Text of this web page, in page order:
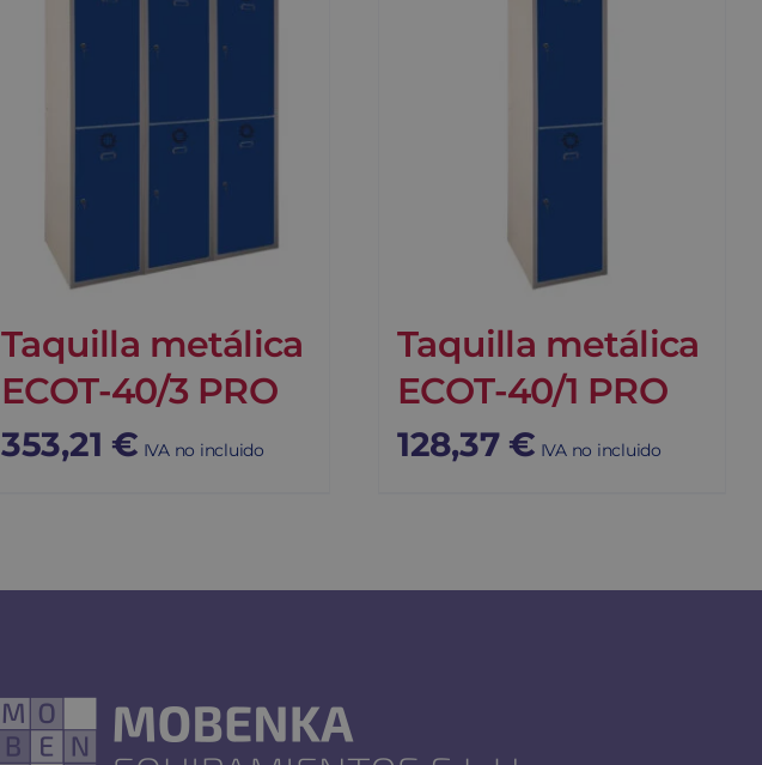
Taquilla metálica
ECOT-40/3 PRO
353,21 € IVA no incluido
Taquilla metálica
ECOT-40/1 PRO
128,37 € IVA no incluido